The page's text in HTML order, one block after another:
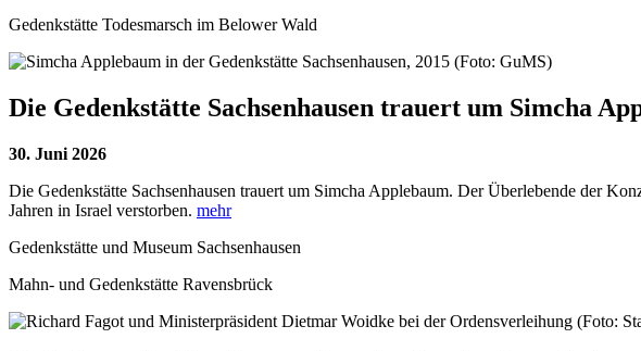
Gedenkstätte Todesmarsch im Belower Wald
Die Gedenkstätte Sachsenhausen trauert um Simcha
30. Juni 2026
Die Gedenkstätte Sachsenhausen trauert um Simcha Applebaum. Der Überlebende der
Jahren in Israel verstorben. mehr
Gedenkstätte und Museum Sachsenhausen
Mahn- und Gedenkstätte Ravensbrück